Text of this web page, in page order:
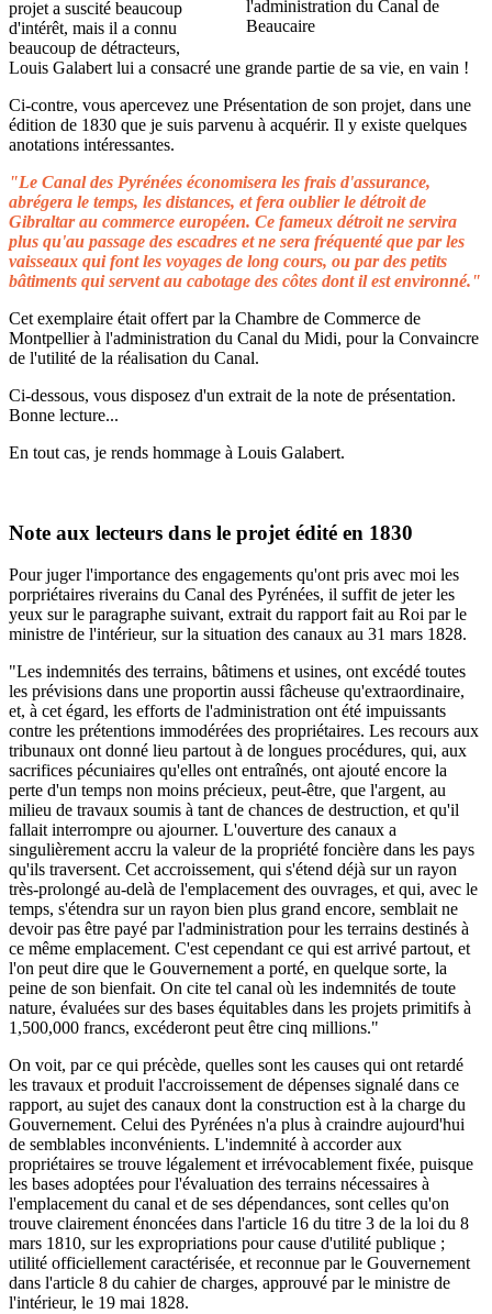
projet a suscité beaucoup
d'intérêt, mais il a connu
beaucoup de détracteurs,
Louis Galabert lui a consacré une grande partie de sa vie, en vain !
Ci-contre, vous apercevez une Présentation de son projet, dans une
édition de 1830 que je suis parvenu à acquérir. Il y existe quelques
anotations intéressantes.
"Le Canal des Pyrénées économisera les frais d'assurance,
abrégera le temps, les distances, et fera oublier le détroit de
Gibraltar au commerce européen. Ce fameux détroit ne servira
plus qu'au passage des escadres et ne sera fréquenté que par les
vaisseaux qui font les voyages de long cours, ou par des petits
bâtiments qui servent au cabotage des côtes dont il est environné."
Cet exemplaire était offert par la Chambre de Commerce de
Montpellier à l'administration du Canal du Midi, pour la Convaincre
de l'utilité de la réalisation du Canal.
Ci-dessous, vous disposez d'un extrait de la note de présentation.
Bonne lecture...
En tout cas, je rends hommage à Louis Galabert.
Note aux lecteurs dans le projet édité en 1830
Pour juger l'importance des engagements qu'ont pris avec moi les
porpriétaires riverains du Canal des Pyrénées, il suffit de jeter les
yeux sur le paragraphe suivant, extrait du rapport fait au Roi par le
ministre de l'intérieur, sur la situation des canaux au 31 mars 1828.
"Les indemnités des terrains, bâtimens et usines, ont excédé toutes
les prévisions dans une proportin aussi fâcheuse qu'extraordinaire,
et, à cet égard, les efforts de l'administration ont été impuissants
contre les prétentions immodérées des propriétaires. Les recours aux
tribunaux ont donné lieu partout à de longues procédures, qui, aux
sacrifices pécuniaires qu'elles ont entraînés, ont ajouté encore la
perte d'un temps non moins précieux, peut-être, que l'argent, au
milieu de travaux soumis à tant de chances de destruction, et qu'il
fallait interrompre ou ajourner. L'ouverture des canaux a
singulièrement accru la valeur de la propriété foncière dans les pays
qu'ils traversent. Cet accroissement, qui s'étend déjà sur un rayon
très-prolongé au-delà de l'emplacement des ouvrages, et qui, avec le
temps, s'étendra sur un rayon bien plus grand encore, semblait ne
devoir pas être payé par l'administration pour les terrains destinés à
ce même emplacement. C'est cependant ce qui est arrivé partout, et
l'on peut dire que le Gouvernement a porté, en quelque sorte, la
peine de son bienfait. On cite tel canal où les indemnités de toute
nature, évaluées sur des bases équitables dans les projets primitifs à
1,500,000 francs, excéderont peut être cinq millions."
On voit, par ce qui précède, quelles sont les causes qui ont retardé
les travaux et produit l'accroissement de dépenses signalé dans ce
rapport, au sujet des canaux dont la construction est à la charge du
Gouvernement. Celui des Pyrénées n'a plus à craindre aujourd'hui
de semblables inconvénients. L'indemnité à accorder aux
propriétaires se trouve légalement et irrévocablement fixée, puisque
les bases adoptées pour l'évaluation des terrains nécessaires à
l'emplacement du canal et de ses dépendances, sont celles qu'on
trouve clairement énoncées dans l'article 16 du titre 3 de la loi du 8
mars 1810, sur les expropriations pour cause d'utilité publique ;
utilité officiellement caractérisée, et reconnue par le Gouvernement
dans l'article 8 du cahier de charges, approuvé par le ministre de
l'intérieur, le 19 mai 1828.